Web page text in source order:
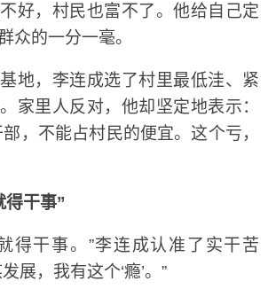
好，村民也富不了。他给自己定
众的一分一毫。
，李连成选了村里最低洼、紧
家里人反对，他却坚定地表示：
，不能占村民的便宜。这个亏，
得干事”
干事。”李连成认准了实干苦
展，我有这个‘瘾’。”